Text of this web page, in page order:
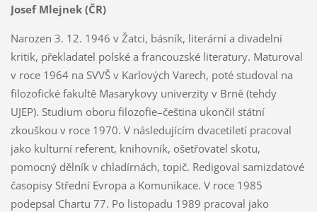
Josef Mlejnek (ČR)
Narozen 3. 12. 1946 v Žatci, básník, literární a divadelní
kritik, překladatel polské a francouzské literatury. Maturoval
v roce 1964 na SVVŠ v Karlových Varech, poté studoval na
filozofické fakultě Masarykovy univerzity v Brně (tehdy
UJEP). Studium oboru filozofie–čeština ukončil státní
zkouškou v roce 1970. V následujícím dvacetiletí pracoval
jako kulturní referent, knihovník, ošetřovatel skotu,
pomocný dělník v chladírnách, topič. Redigoval samizdatové
časopisy Střední Evropa a Komunikace. V roce 1985
podepsal Chartu 77. Po listopadu 1989 pracoval jako